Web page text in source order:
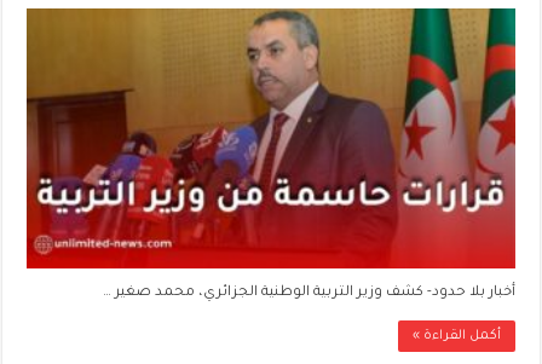
أخبار بلا حدود- كشف وزير التربية الوطنية الجزائري، محمد صغير …
أكمل القراءة »